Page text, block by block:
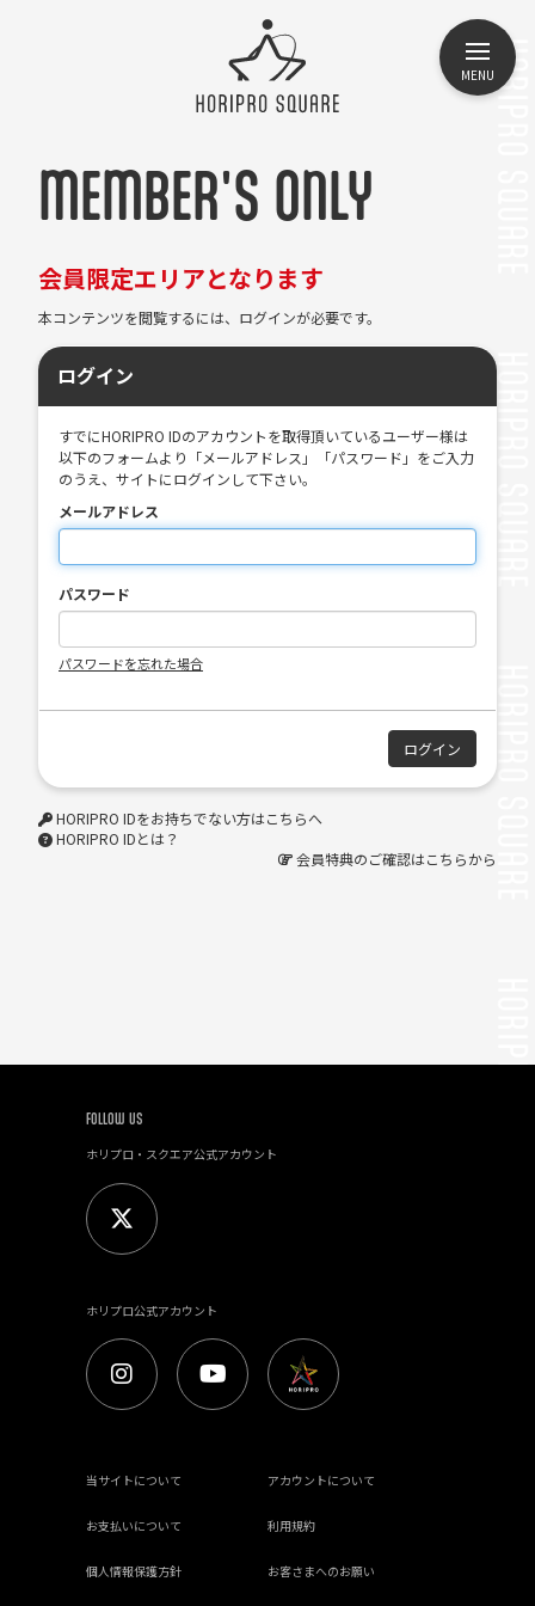
MENU
MEMBER'S ONLY
会員限定エリアとなります
本コンテンツを閲覧するには、ログインが必要です。
ログイン
すでにHORIPRO IDのアカウントを取得頂いているユーザー様は
以下のフォームより「メールアドレス」「パスワード」をご入力
のうえ、サイトにログインして下さい。
メールアドレス
パスワード
パスワードを忘れた場合
HORIPRO IDをお持ちでない方はこちらへ
HORIPRO IDとは？
会員特典のご確認はこちらから
FOLLOW US
ホリプロ・スクエア公式アカウント
ホリプロ公式アカウント
当サイトについて アカウントについて
お支払いについて 利用規約
個人情報保護方針 お客さまへのお願い